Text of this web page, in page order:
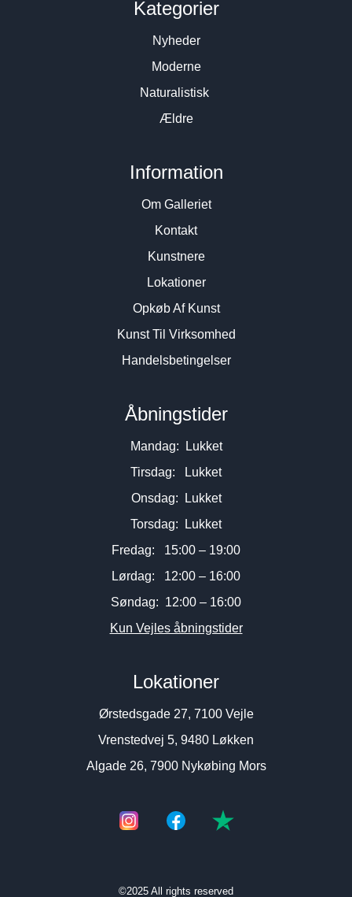
Kategorier
Nyheder
Moderne
Naturalistisk
Ældre
Information
Om Galleriet
Kontakt
Kunstnere
Lokationer
Opkøb Af Kunst
Kunst Til Virksomhed
Handelsbetingelser
Åbningstider
Mandag: Lukket
Tirsdag: Lukket
Onsdag: Lukket
Torsdag: Lukket
Fredag: 15:00 – 19:00
Lørdag: 12:00 – 16:00
Søndag: 12:00 – 16:00
Kun Vejles åbningstider
Lokationer
Ørstedsgade 27, 7100 Vejle
Vrenstedvej 5, 9480 Løkken
Algade 26, 7900 Nykøbing Mors
©2025 All rights reserved